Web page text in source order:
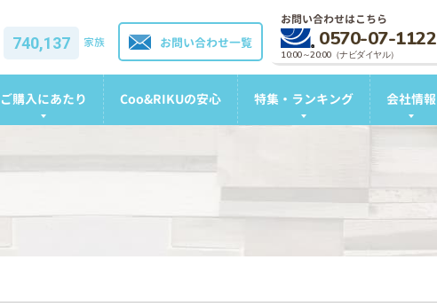
お問い合わせはこちら
0570-07-1122
10:00～20:00（ナビダイヤル）
お問い合わせ一覧
740,137 家族
ご購入にあたり Coo&RIKUの安心 特集・ランキング 会社情報